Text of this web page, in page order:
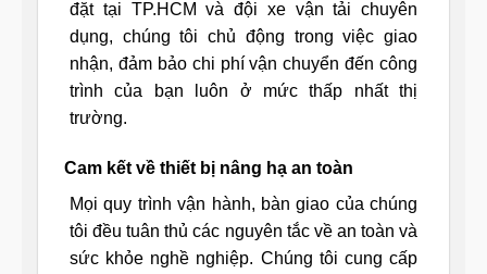
đặt tại TP.HCM và đội xe vận tải chuyên
dụng, chúng tôi chủ động trong việc giao
nhận, đảm bảo chi phí vận chuyển đến công
trình của bạn luôn ở mức thấp nhất thị
trường.
Cam kết về thiết bị nâng hạ an toàn
Mọi quy trình vận hành, bàn giao của chúng
tôi đều tuân thủ các nguyên tắc về an toàn và
sức khỏe nghề nghiệp. Chúng tôi cung cấp